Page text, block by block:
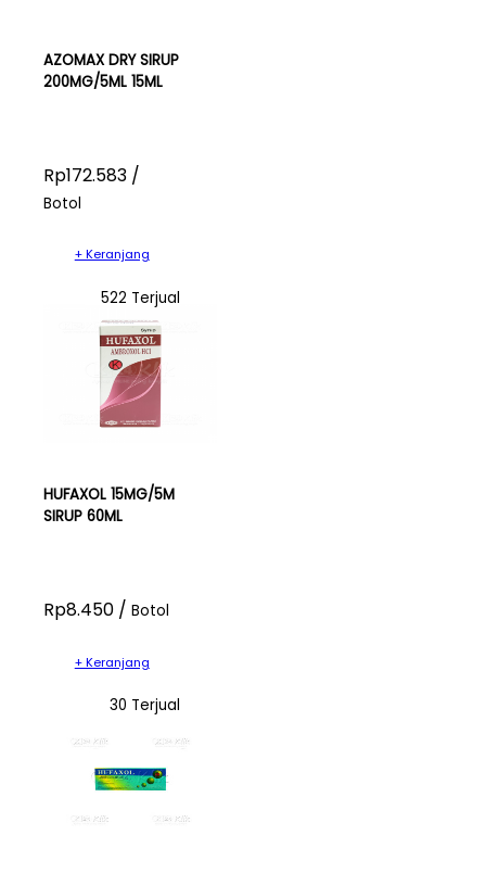
AZOMAX DRY SIRUP
200MG/5ML 15ML
Rp172.583 /
Botol
+ Keranjang
522 Terjual
HUFAXOL 15MG/5M
SIRUP 60ML
Rp8.450 / Botol
+ Keranjang
30 Terjual